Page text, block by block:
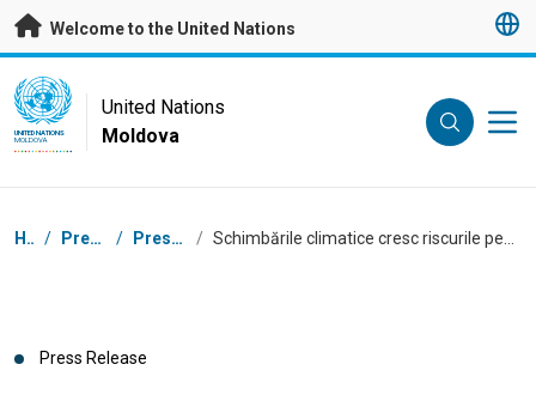
Skip to main content
Welcome to the United Nations
UN Logo
UNITED NATIONS
MOLDOVA
United Nations
Moldova
Breadcrumb
Home / Press Centre / Press Releases /
Press Release